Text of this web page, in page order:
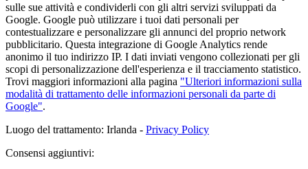
sulle sue attività e condividerli con gli altri servizi sviluppati da
Google. Google può utilizzare i tuoi dati personali per
contestualizzare e personalizzare gli annunci del proprio network
pubblicitario. Questa integrazione di Google Analytics rende
anonimo il tuo indirizzo IP. I dati inviati vengono collezionati per gli
scopi di personalizzazione dell'esperienza e il tracciamento statistico.
Trovi maggiori informazioni alla pagina "Ulteriori informazioni sulla
modalità di trattamento delle informazioni personali da parte di
Google".
Luogo del trattamento: Irlanda - Privacy Policy
Consensi aggiuntivi: